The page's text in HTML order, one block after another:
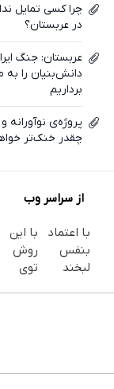
چرا کسی تمایل
در عربستان؟
عربستان: جنگ
دانش‌بنیان را
برداریم
پروژه‌ی
چقدر خنک‌تر
از سراسر وب
با اعتماد
بنفس
لبخند
با این
روش
توی